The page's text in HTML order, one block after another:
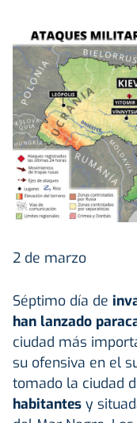
2 de marzo
Séptimo día de
han lanzado
ciudad más
su ofensiva en el
tomado la ciudad
habitantes y